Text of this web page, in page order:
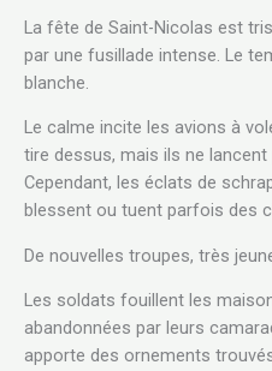
La fête de Saint-Nicolas est
par une fusillade intense. Le
blanche.
Le calme incite les avions à
tire dessus, mais ils ne
Cependant, les éclats de
blessent ou tuent parfois des
De nouvelles troupes, très
Les soldats fouillent les
abandonnées par leurs
apporte des ornements